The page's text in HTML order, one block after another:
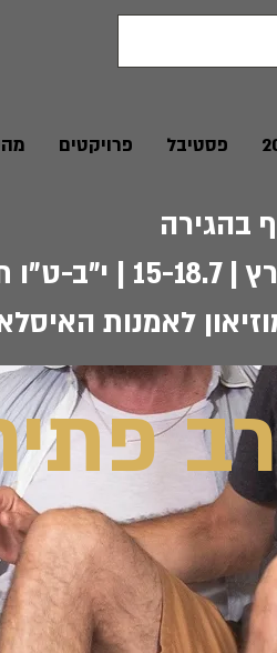
פסטיבל פרויקטים
בהגירה
תמוז
לאמנות